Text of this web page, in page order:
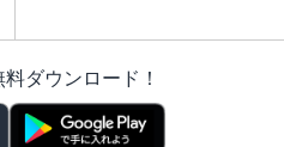
ダウンロード！